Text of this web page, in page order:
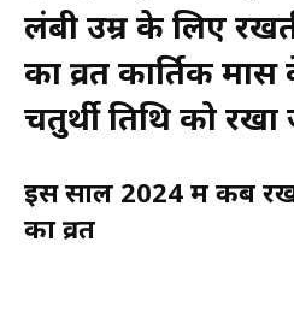
लंबी उम्र के लिए
का व्रत कार्तिक
चतुर्थी तिथि को रखा
इस साल 2024 में कब
का व्रत